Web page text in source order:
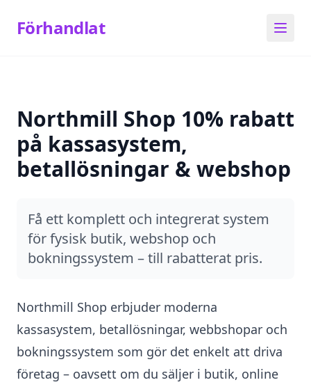
Förhandlat
Northmill Shop 10% rabatt
på kassasystem,
betallösningar & webshop
Få ett komplett och integrerat system
för fysisk butik, webshop och
bokningssystem – till rabatterat pris.
Northmill Shop erbjuder moderna
kassasystem, betallösningar, webbshopar och
bokningssystem som gör det enkelt att driva
företag – oavsett om du säljer i butik, online